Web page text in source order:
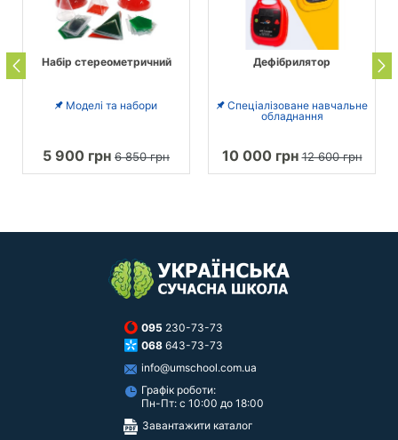
Набір стереометричний
Моделі та набори
5 900 грн 6 850 грн
Дефібрилятор
Спеціалізоване навчальне
обладнання
10 000 грн12 600 грн
095 230-73-73
068 643-73-73
info@umschool.com.ua
Графік роботи:
Пн-Пт: с 10:00 до 18:00
Завантажити каталог